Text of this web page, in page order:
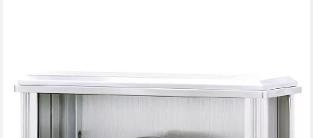
AMS
Funk-Pendelwanduhr (Quarzuhr, Wanduhr, Wohnzimmer,
Esszimmer, Arbeitszimmer)
ab 399,95 €
UVP